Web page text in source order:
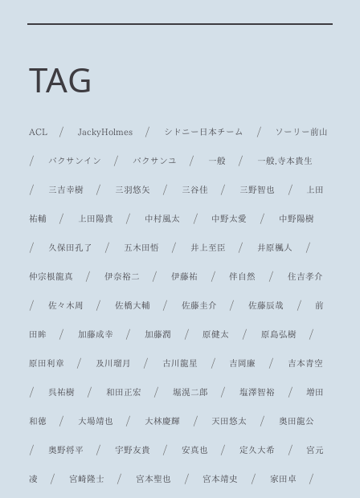
TAG
ACL /JackyHolmes / シドニー日本チーム / ソーリー前山
/ パクサンイン / パクサンユ / 一般 / 一般,寺本貴生
/ 三吉幸樹 / 三羽悠矢 / 三谷佳 / 三野智也 / 上田
祐輔 / 上田陽貴 / 中村風太 / 中野太愛 / 中野陽樹
/ 久保田孔了 / 五木田悟 / 井上至臣 / 井原楓人 /
仲宗根龍真 /伊奈裕二 /伊藤祐 /伴自然 / 住吉孝介
/ 佐々木周 / 佐橋大輔 /佐藤圭介 /佐藤辰哉 / 前
田眸 / 加藤成幸 / 加藤潤 / 原健太 / 原島弘樹 /
原田利章 / 及川瑠月 / 古川龍星 / 吉岡廉 / 吉本青空
/ 呉祐樹 / 和田正宏 /堀滉二郎 /塩澤智裕 /増田
和徳 / 大場靖也 / 大林慶輝 / 天田悠太 / 奥田龍公
/ 奥野将平 / 宇野友貴 /安真也 /定久大希 / 宮元
凌 / 宮崎隆士 / 宮本聖也 / 宮本靖史 / 家田卓 /